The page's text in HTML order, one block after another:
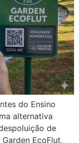
do Ensino
alternativa
de
EcoFlut,